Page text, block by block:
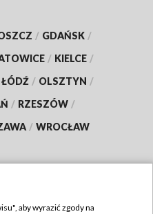
/ GDAŃSK /
/ KIELCE /
ŁÓDŹ / OLSZTYN /
/ RZESZÓW /
/ WROCŁAW
aby wyrazić zgody na